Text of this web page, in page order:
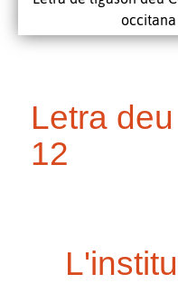
occitana
Letra
12